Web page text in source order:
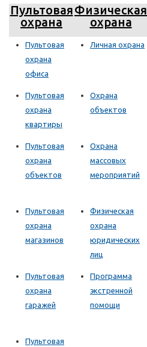
Пультовая
охрана
Физическая
охрана
Пультовая
охрана
офиса
Личная охрана
Пультовая
охрана
квартиры
Охрана
объектов
Пультовая
охрана
объектов
Охрана
массовых
мероприятий
Пультовая
охрана
магазинов
Физическая
охрана
юридических
лиц
Пультовая
охрана
гаражей
Программа
экстренной
помощи
Пультовая